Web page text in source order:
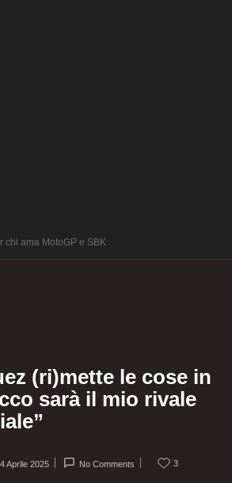
chi ama MotoGP e SBK
(ri)mette le cose in
sarà il mio rivale
Aprile 2025 No Comments 3